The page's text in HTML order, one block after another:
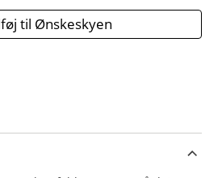
til Ønskeskyen